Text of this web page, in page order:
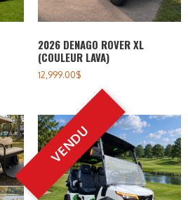
2026 DENAGO ROVER XL
(COULEUR LAVA)
12,999.00$